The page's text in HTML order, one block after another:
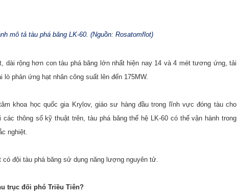
mô tả tàu phá băng LK-60. (Nguồn: Rosatomflot)
dài rộng hơn con tàu phá băng lớn nhất hiện nay 14 và 4 mét tương ứng, tải
phản ứng hạt nhân công suất lên đến 175MW.
khoa học quốc gia Krylov, giáo sư hàng đầu trong lĩnh vực đóng tàu cho
thông số kỹ thuật trên, tàu phá băng thế hệ LK-60 có thể vận hành trong
nghiệt.
có đội tàu phá băng sử dụng năng lượng nguyên tử.
trục đối phó Triều Tiên?